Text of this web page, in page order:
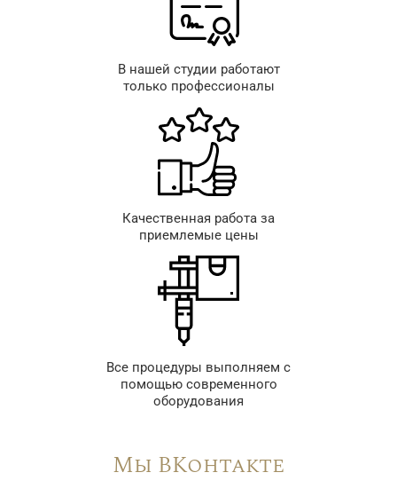
В нашей студии работают
только профессионалы
Качественная работа за
приемлемые цены
Все процедуры выполняем с
помощью современного
оборудования
Мы ВКонтакте